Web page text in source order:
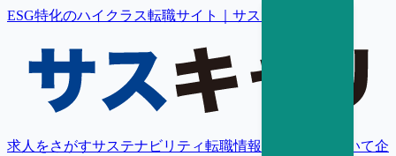
ESG特化のハイクラス転職サイト｜サスキャリ
求人をさがすサステナビリティ転職情報 転職支援について企